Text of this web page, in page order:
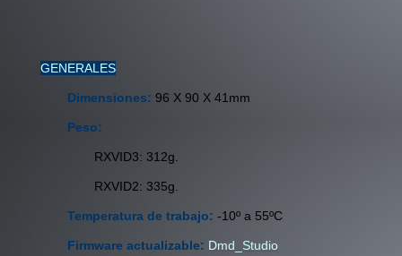
GENERALES
Dimensiones: 96 X 90 X 41mm
Peso:
RXVID3: 312g.
RXVID2: 335g.
Temperatura de trabajo: -10º a 55ºC
Firmware actualizable: Dmd_Studio